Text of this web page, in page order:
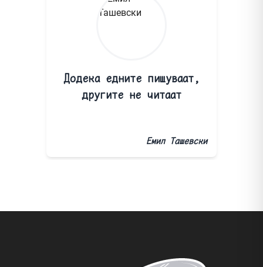
Додека едните пишуваат,
другите не читаат
Емил Ташевски